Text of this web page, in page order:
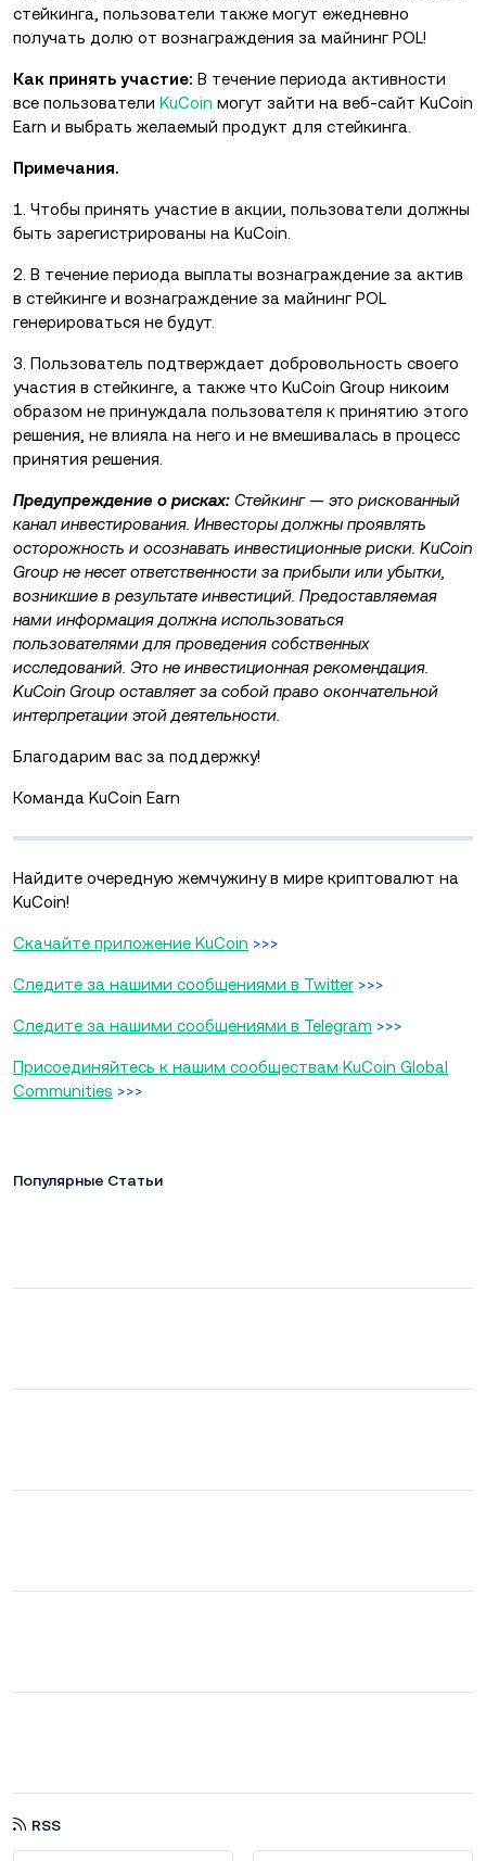
стейкинга, пользователи также могут ежедневно
получать долю от вознаграждения за майнинг POL!
Как принять участие: В течение периода активности
все пользователи KuCoin могут зайти на веб-сайт KuCoin
Earn и выбрать желаемый продукт для стейкинга.
Примечания.
1. Чтобы принять участие в акции, пользователи должны
быть зарегистрированы на KuCoin.
2. В течение периода выплаты вознаграждение за актив
в стейкинге и вознаграждение за майнинг POL
генерироваться не будут.
3. Пользователь подтверждает добровольность своего
участия в стейкинге, а также что KuCoin Group никоим
образом не принуждала пользователя к принятию этого
решения, не влияла на него и не вмешивалась в процесс
принятия решения.
Предупреждение о рисках: Стейкинг — это рискованный
канал инвестирования. Инвесторы должны проявлять
осторожность и осознавать инвестиционные риски. KuCoin
Group не несет ответственности за прибыли или убытки,
возникшие в результате инвестиций. Предоставляемая
нами информация должна использоваться
пользователями для проведения собственных
исследований. Это не инвестиционная рекомендация.
KuCoin Group оставляет за собой право окончательной
интерпретации этой деятельности.
Благодарим вас за поддержку!
Команда KuCoin Earn
Найдите очередную жемчужину в мире криптовалют на
KuCoin!
Скачайте приложение KuCoin >>>
Следите за нашими сообщениями в Twitter >>>
Следите за нашими сообщениями в Telegram >>>
Присоединяйтесь к нашим сообществам KuCoin Global
Communities >>>
Популярные Статьи
RSS